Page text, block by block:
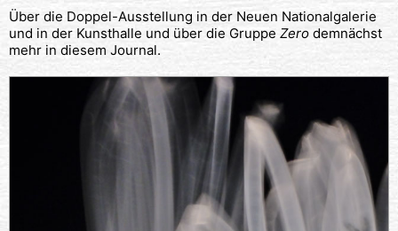
Über die Doppel-Ausstellung in der Neuen Nationalgalerie
und in der Kunsthalle und über die Gruppe Zero demnächst
mehr in diesem Journal.